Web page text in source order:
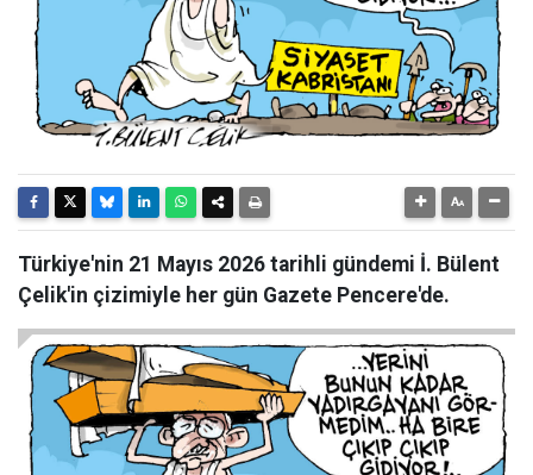
Türkiye'nin 21 Mayıs 2026 tarihli gündemi İ. Bülent
Çelik'in çizimiyle her gün Gazete Pencere'de.